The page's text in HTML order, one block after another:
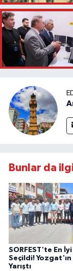
Bunlar da
SORFEST'te En İyi
Seçildi!
Yarıştı